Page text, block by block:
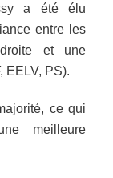
a été élu
entre les
droite et une
EELV, PS).
ce qui
meilleure